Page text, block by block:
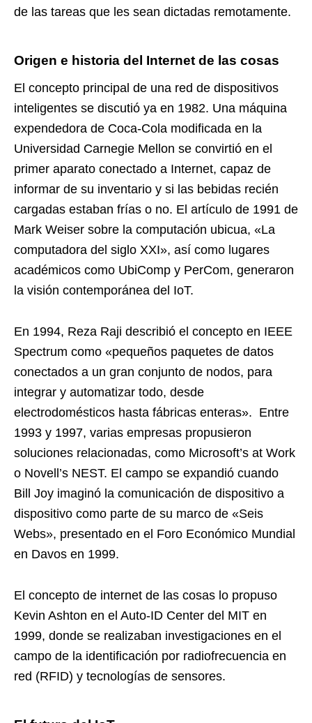
de las tareas que les sean dictadas remotamente.
Origen e historia del Internet de las cosas
El concepto principal de una red de dispositivos
inteligentes se discutió ya en 1982. Una máquina
expendedora de Coca-Cola modificada en la
Universidad Carnegie Mellon se convirtió en el
primer aparato conectado a Internet, capaz de
informar de su inventario y si las bebidas recién
cargadas estaban frías o no. El artículo de 1991 de
Mark Weiser sobre la computación ubicua, «La
computadora del siglo XXI», así como lugares
académicos como UbiComp y PerCom, generaron
la visión contemporánea del IoT.
En 1994, Reza Raji describió el concepto en IEEE
Spectrum como «pequeños paquetes de datos
conectados a un gran conjunto de nodos, para
integrar y automatizar todo, desde
electrodomésticos hasta fábricas enteras». Entre
1993 y 1997, varias empresas propusieron
soluciones relacionadas, como Microsoft’s at Work
o Novell’s NEST. El campo se expandió cuando
Bill Joy imaginó la comunicación de dispositivo a
dispositivo como parte de su marco de «Seis
Webs», presentado en el Foro Económico Mundial
en Davos en 1999.
El concepto de internet de las cosas lo propuso
Kevin Ashton en el Auto-ID Center del MIT en
1999, donde se realizaban investigaciones en el
campo de la identificación por radiofrecuencia en
red (RFID) y tecnologías de sensores.